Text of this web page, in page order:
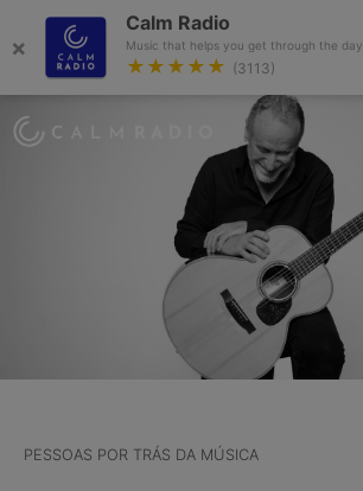
×
Calm Radio
Music that helps you get through the day.
★★★★★ (3113)
PESSOAS POR TRÁS DA MÚSICA